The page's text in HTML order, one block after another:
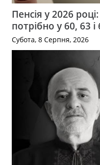
Пенсія у 2026
потрібно у 60, 63 і
Субота, 8 Серпня, 2026